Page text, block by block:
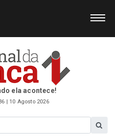
ela acontece!
| 10 Agosto 2026